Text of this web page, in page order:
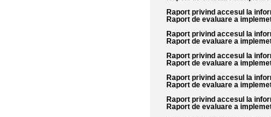
Raport privind accesul la
Raport de evaluare a
Raport privind accesul la
Raport de evaluare a
Raport privind accesul la
Raport de evaluare a
Raport privind accesul la
Raport de evaluare a
Raport privind accesul la
Raport de evaluare a